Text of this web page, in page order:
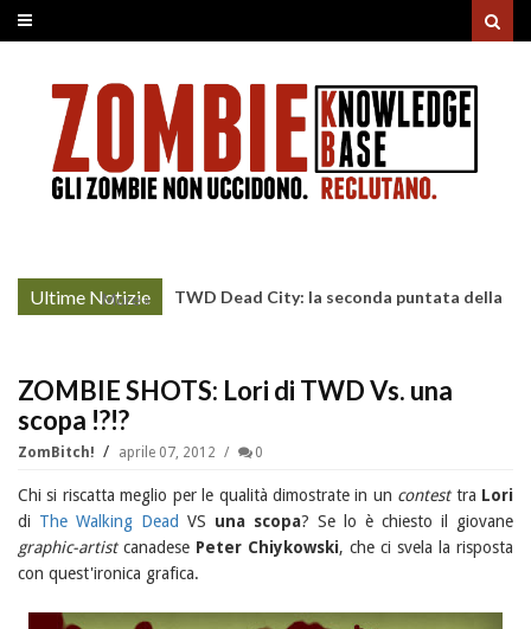
Ultime Notizie
More »
TWD Dead City: la seconda puntata della
ZOMBIE SHOTS: Lori di TWD Vs. una
scopa !?!?
ZomBitch! aprile 07, 2012 0
Chi si riscatta meglio per le qualità dimostrate in un contesttra Lori
di The Walking Dead VS una scopa? Se lo è chiesto il giovane
graphic-artistcanadese Peter Chiykowski, che ci svela la risposta
con quest'ironica grafica.